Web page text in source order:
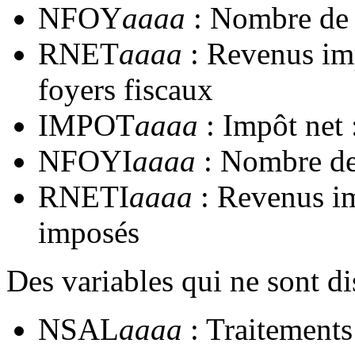
NFOYaaaa : Nombre
RNETaaaa : Revenus
foyers fiscaux
IMPOTaaaa : Impôt net
NFOYIaaaa : Nombre
RNETIaaaa : Revenus
imposés
Des variables qui ne sont
NSALaaaa :